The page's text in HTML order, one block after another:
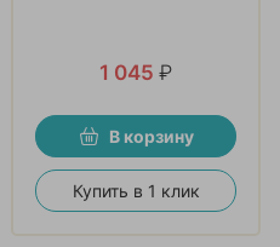
1 045 ₽
В корзину
Купить в 1 клик